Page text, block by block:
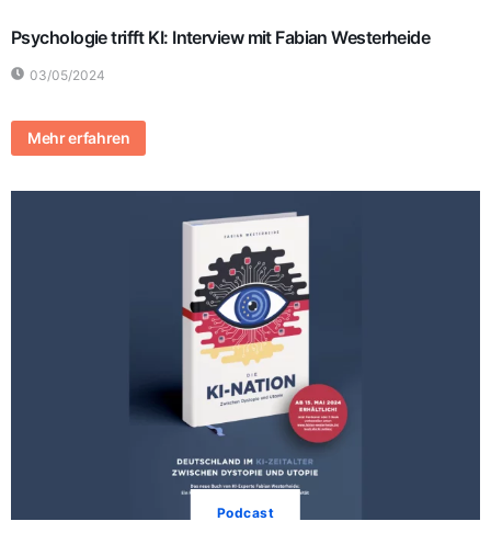
Psychologie trifft KI: Interview mit Fabian Westerheide
03/05/2024
Mehr erfahren
Podcast